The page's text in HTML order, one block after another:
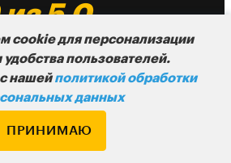
5,0
рейтинг
чего выбрать
разных
cookie для персонализации
удобства пользователей.
нашейполитикой обработки
данных
ПРИНИМАЮ